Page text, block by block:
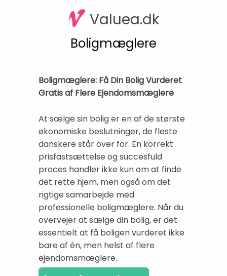
Valuea.dk
Boligmæglere
Boligmæglere: Få Din Bolig Vurderet
Gratis af Flere Ejendomsmæglere
At sælge sin bolig er en af de største
økonomiske beslutninger, de fleste
danskere står over for. En korrekt
prisfastsættelse og succesfuld
proces handler ikke kun om at finde
det rette hjem, men også om det
rigtige samarbejde med
professionelle boligmæglere. Når du
overvejer at sælge din bolig, er det
essentielt at få boligen vurderet ikke
bare af én, men helst af flere
ejendomsmæglere.